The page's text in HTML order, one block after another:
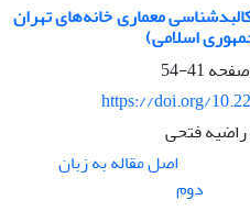
معماری خانه‌های تهران
اسلامی)
41-54
https://doi.org/
فتحی
اصل مقاله به زبان
دوم